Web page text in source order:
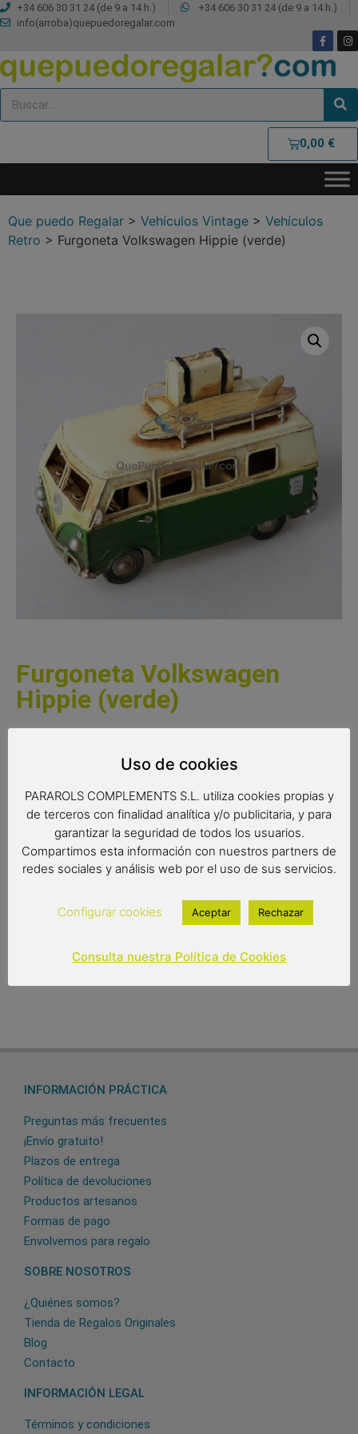
+34 606 30 31 24 (de 9 a 14 h.)
+34 606 30 31 24 (de 9 a 14 h.)
info(arroba)quepuedoregalar.com
0,00 €
Que puedo Regalar > Vehículos Vintage > Vehículos
Retro > Furgoneta Volkswagen Hippie (verde)
Furgoneta Volkswagen
Hippie (verde)
regalo perfecto para los amantes de la mítica furgoneta
hippie Volkswagen y un objeto de decoración de lo más
original, con acabados cuidados al máximo.
Medidas: 16 x 8 x 11 cm.
9,95€
INFORMACIÓN PRÁCTICA
Preguntas más frecuentes
¡Envío gratuito!
Plazos de entrega
Política de devoluciones
Productos artesanos
Formas de pago
Envolvemos para regalo
SOBRE NOSOTROS
¿Quiénes somos?
Tienda de Regalos Originales
Blog
Contacto
INFORMACIÓN LEGAL
Términos y condiciones
Uso de cookies
PARAROLS COMPLEMENTS S.L. utiliza cookies propias y
de terceros con finalidad analítica y/o publicitaria, y para
garantizar la seguridad de todos los usuarios.
Compartimos esta información con nuestros partners de
redes sociales y análisis web por el uso de sus servicios.
Configurar cookies Aceptar Rechazar
Consulta nuestra Política de Cookies